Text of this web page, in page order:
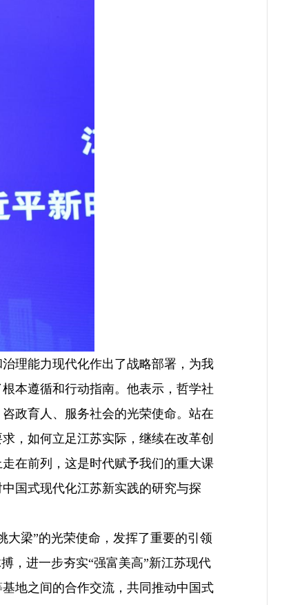
理能力现代化作出了战略部署，为我
本遵循和行动指南。他表示，哲学社
政育人、服务社会的光荣使命。站在
，如何立足江苏实际，继续在改革创
在前列，这是时代赋予我们的重大课
国式现代化江苏新实践的研究与探
梁”的光荣使命，发挥了重要的引领
，进一步夯实“强富美高”新江苏现代
地之间的合作交流，共同推动中国式